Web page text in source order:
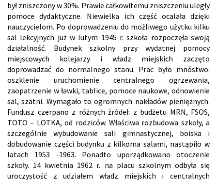
był zniszczony w 30%. Prawie całkowitemu zniszczeniu uległy
pomoce dydaktyczne. Niewielka ich część ocalała dzięki
nauczycielom. Po doprowadzeniu do możliwego użytku kilku
sal lekcyjnych już w lutym 1945 r. szkoła rozpoczęła swoją
działalność. Budynek szkolny przy wydatnej pomocy
miejscowych kolejarzy i władz miejskich zaczęto
doprowadzać do normalnego stanu. Prac było mnóstwo:
oszklenie uruchomienie centralnego ogrzewania,
zaopatrzenie w ławki, tablice, pomoce naukowe, odnowienie
sal, szatni. Wymagało to ogromnych nakładów pieniężnych.
Fundusz czerpano z różnych źródeł: z budżetu MRN, FSOS,
TOTO – LOTKA, od rodziców. Właściwa rozbudowa szkoły, a
szczególnie wybudowanie sali gimnastycznej, boiska i
dobudowanie części budynku z kilkoma salami, nastąpiło w
latach 1953 -1963. Ponadto uporządkowano otoczenie
szkoły. 14 kwietnia 1962 r. na placu szkolnym odbyła się
uroczystość z udziałem władz miejskich i centralnych